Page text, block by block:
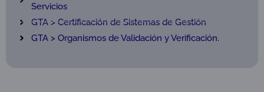
Servicios
GTA > Certificación de Sistemas de Gestión
GTA > Organismos de Validación y Verificación.